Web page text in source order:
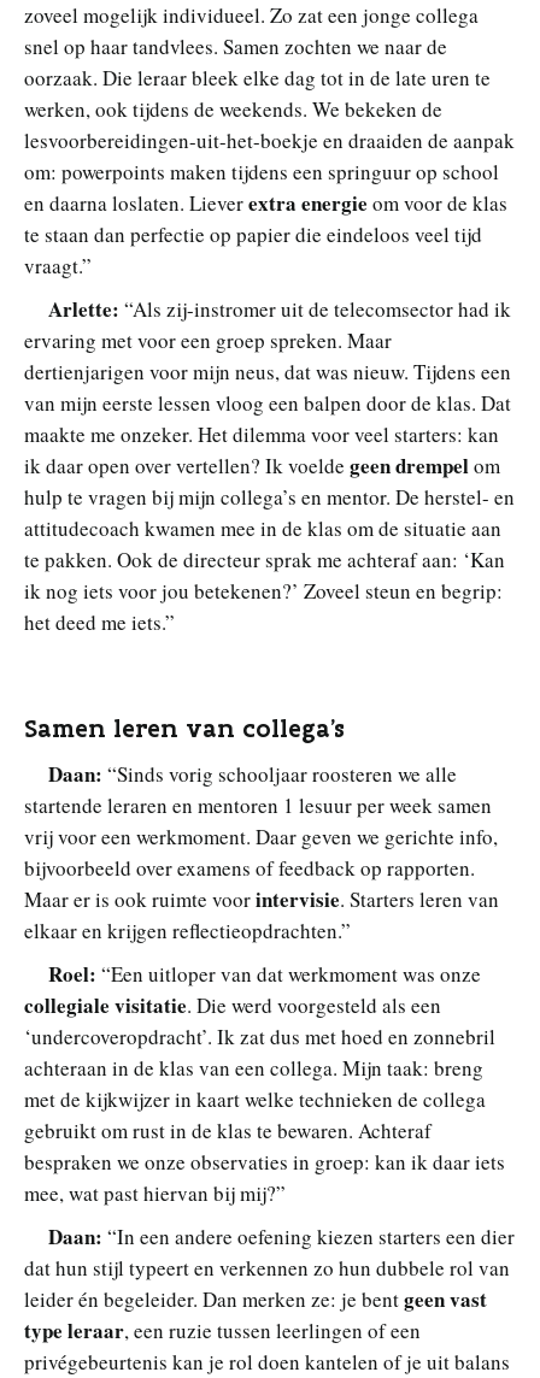
zoveel mogelijk individueel. Zo zat een jonge collega
snel op haar tandvlees. Samen zochten we naar de
oorzaak. Die leraar bleek elke dag tot in de late uren te
werken, ook tijdens de weekends. We bekeken de
lesvoorbereidingen-uit-het-boekje en draaiden de aanpak
om: powerpoints maken tijdens een springuur op school
en daarna loslaten. Lieverextra energie om voor de klas
te staan dan perfectie op papier die eindeloos veel tijd
vraagt.”
Arlette: “Als zij-instromer uit de telecomsector had ik
ervaring met voor een groep spreken. Maar
dertienjarigen voor mijn neus, dat was nieuw. Tijdens een
van mijn eerste lessen vloog een balpen door de klas. Dat
maakte me onzeker. Het dilemma voor veel starters: kan
ik daar open over vertellen? Ik voelde geen drempelom
hulp te vragen bij mijn collega’s en mentor. De herstel- en
attitudecoach kwamen mee in de klas om de situatie aan
te pakken. Ook de directeur sprak me achteraf aan: ‘Kan
ik nog iets voor jou betekenen?’ Zoveel steun en begrip:
het deed me iets.”
Samen leren van collega’s
Daan: “Sinds vorig schooljaar roosteren we alle
startende leraren en mentoren 1 lesuur per week samen
vrij voor een werkmoment. Daar geven we gerichte info,
bijvoorbeeld over examens of feedback op rapporten.
Maar er is ook ruimte voorintervisie. Starters leren van
elkaar en krijgen reflectieopdrachten.”
Roel: “Een uitloper van dat werkmoment was onze
collegiale visitatie. Die werd voorgesteld als een
‘undercoveropdracht’. Ik zat dus met hoed en zonnebril
achteraan in de klas van een collega. Mijn taak: breng
met de kijkwijzer in kaart welke technieken de collega
gebruikt om rust in de klas te bewaren. Achteraf
bespraken we onze observaties in groep: kan ik daar iets
mee, wat past hiervan bij mij?”
Daan: “In een andere oefening kiezen starters een dier
dat hun stijl typeert en verkennen zo hun dubbele rol van
leider én begeleider. Dan merken ze: je bentgeen vast
type leraar, een ruzie tussen leerlingen of een
privégebeurtenis kan je rol doen kantelen of je uit balans